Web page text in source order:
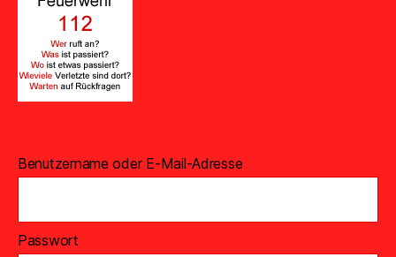
Benutzername oder E-Mail-Adresse
Passwort